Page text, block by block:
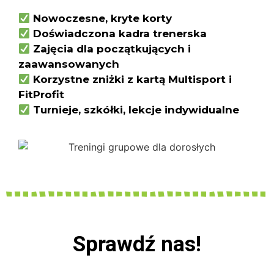
Nowoczesne, kryte korty
Doświadczona kadra trenerska
Zajęcia dla początkujących i
zaawansowanych
Korzystne zniżki z kartą Multisport i
FitProfit
Turnieje, szkółki, lekcje indywidualne
Sprawdź nas!